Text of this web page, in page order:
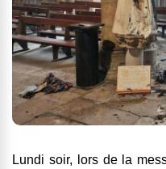
Lundi soir, lors de la